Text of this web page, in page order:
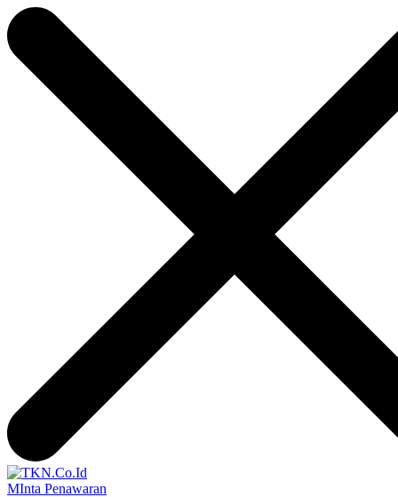
MInta Penawaran